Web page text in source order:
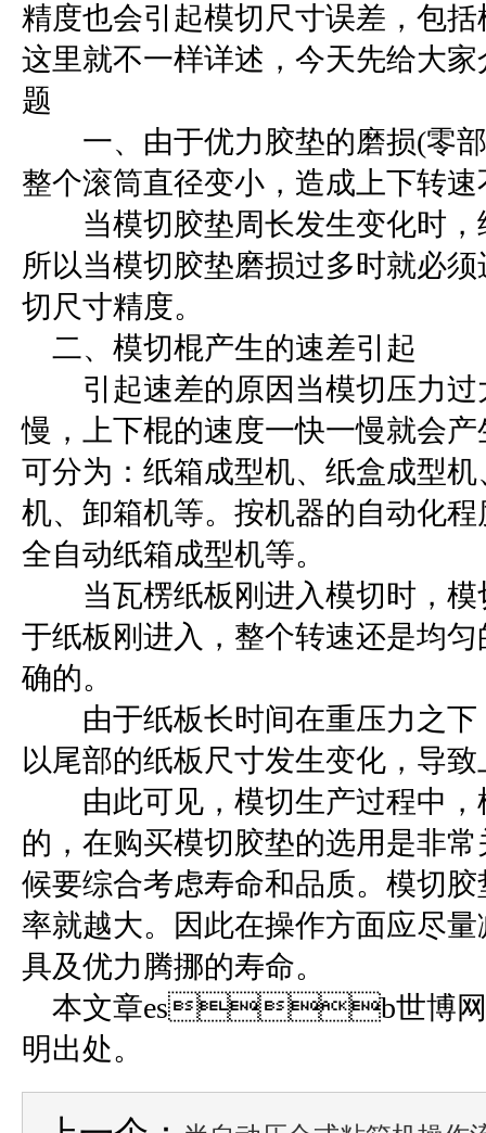
精度也会引起模切尺寸误差，包
这里就不一样详述，今天先给大
题
一、由于优力胶垫的磨损(零部
整个滚筒直径变小，造成上下转
当模切胶垫周长发生变化时，
所以当模切胶垫磨损过多时就必
切尺寸精度。
二、模切棍产生的速差引起
引起速差的原因当模切压力过
慢，上下棍的速度一快一慢就会
可分为：纸箱成型机、纸盒成型
机、卸箱机等。按机器的自动化
全自动纸箱成型机等。
当瓦楞纸板刚进入模切时，模切压
于纸板刚进入，整个转速还是均
确的。
由于纸板长时间在重压力之下
以尾部的纸板尺寸发生变化，
由此可见，模切生产过程中，
的，在购买模切胶垫的选用是非
候要综合考虑寿命和品质。模切胶垫
率就越大。因此在操作方面应尽量减
具及优力腾挪的寿命。
本文章esb世博网
明出处。